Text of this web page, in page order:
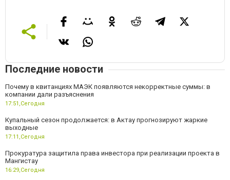
Последние новости
Почему в квитанциях МАЭК появляются некорректные суммы: в
компании дали разъяснения
17:51,Сегодня
Купальный сезон продолжается: в Актау прогнозируют жаркие
выходные
17:11,Сегодня
Прокуратура защитила права инвестора при реализации проекта в
Мангистау
16:29,Сегодня